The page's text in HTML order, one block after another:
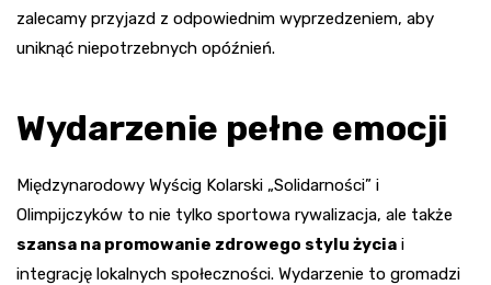
zalecamy przyjazd z odpowiednim wyprzedzeniem, aby
uniknąć niepotrzebnych opóźnień.
Wydarzenie pełne emocji
Międzynarodowy Wyścig Kolarski „Solidarności” i
Olimpijczyków to nie tylko sportowa rywalizacja, ale także
szansa na promowanie zdrowego stylu życia i
integrację lokalnych społeczności. Wydarzenie to gromadzi